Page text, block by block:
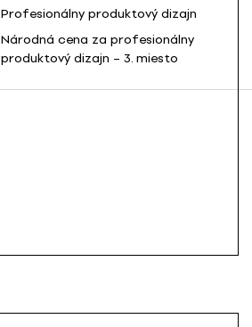
Profesionálny produktový dizajn
Národná cena za profesionálny
produktový dizajn – 3. miesto